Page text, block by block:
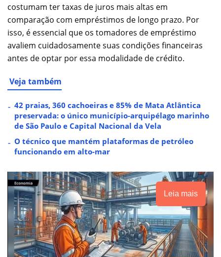
costumam ter taxas de juros mais altas em
comparação com empréstimos de longo prazo. Por
isso, é essencial que os tomadores de empréstimo
avaliem cuidadosamente suas condições financeiras
antes de optar por essa modalidade de crédito.
Veja também
42 praias, 360 cachoeiras e 85% de Mata Atlântica
preservada: o único município-arquipélago marinho
de São Paulo e Capital Nacional da Vela
O técnico que mantém plataformas de petróleo
funcionando em alto-mar
Leia mais